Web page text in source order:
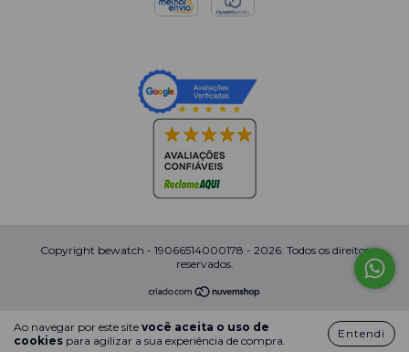
Ao navegar por este site você aceita o uso de
cookies para agilizar a sua experiência de compra.
Entendi
Copyright bewatch - 19066514000178 - 2026. Todos os direitos
reservados.